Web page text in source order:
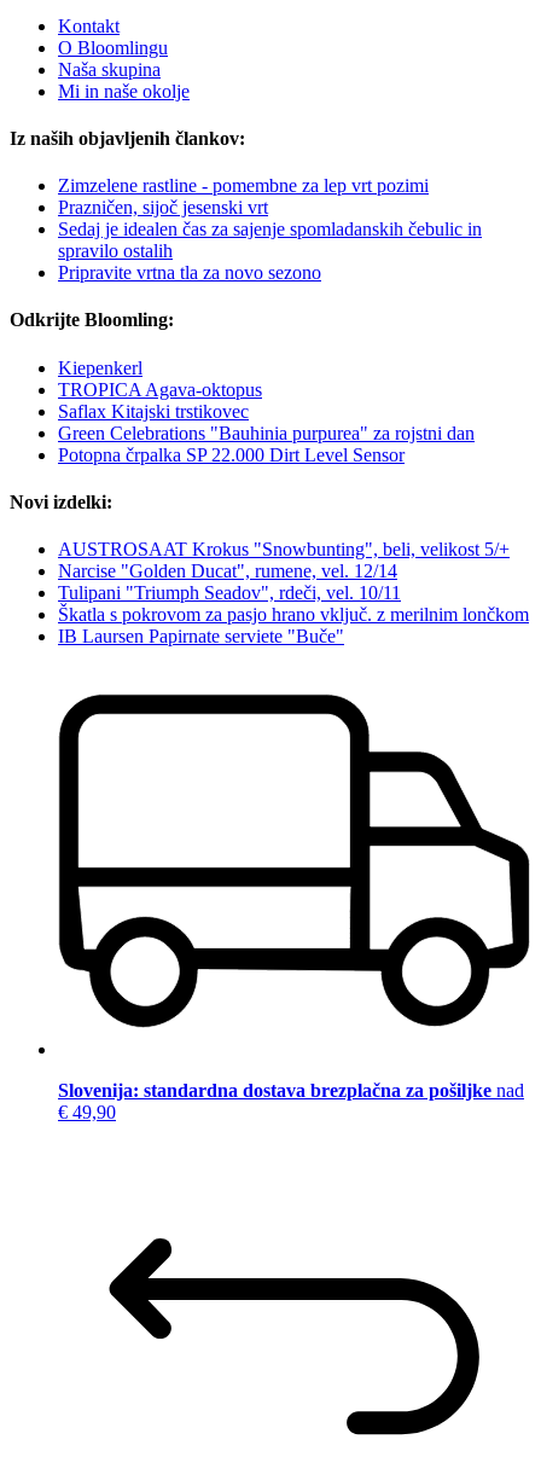
Kontakt
O Bloomlingu
Naša skupina
Mi in naše okolje
Iz naših objavljenih člankov:
Zimzelene rastline - pomembne za lep vrt pozimi
Prazničen, sijoč jesenski vrt
Sedaj je idealen čas za sajenje spomladanskih čebulic in
spravilo ostalih
Pripravite vrtna tla za novo sezono
Odkrijte Bloomling:
Kiepenkerl
TROPICA Agava-oktopus
Saflax Kitajski trstikovec
Green Celebrations "Bauhinia purpurea" za rojstni dan
Potopna črpalka SP 22.000 Dirt Level Sensor
Novi izdelki:
AUSTROSAAT Krokus "Snowbunting", beli, velikost 5/+
Narcise "Golden Ducat", rumene, vel. 12/14
Tulipani "Triumph Seadov", rdeči, vel. 10/11
Škatla s pokrovom za pasjo hrano vključ. z merilnim lončkom
IB Laursen Papirnate serviete "Buče"
Slovenija: standardna dostava brezplačna za pošiljke nad
€ 49,90